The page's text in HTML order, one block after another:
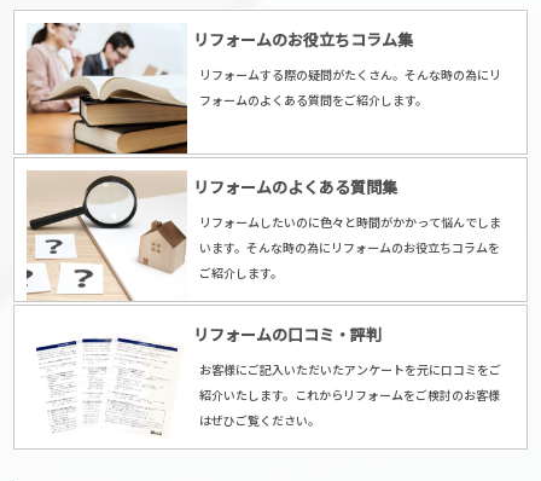
リフォームのお役立ちコラム集
リフォームする際の疑問がたくさん。そんな時の為にリ
フォームのよくある質問をご紹介します。
リフォームのよくある質問集
リフォームしたいのに色々と時間がかかって悩んでしま
います。そんな時の為にリフォームのお役立ちコラムを
ご紹介します。
リフォームの口コミ・評判
お客様にご記入いただいたアンケートを元に口コミをご
紹介いたします。これからリフォームをご検討のお客様
はぜひご覧ください。